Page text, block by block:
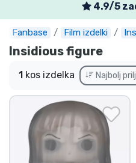
4.9/5
Fanbase Film izdelki
Insidious figure
1 kos izdelka Najbolj
Vstop
Najnovejsi izdelki
Prodajni izdelki
Ekspresna dostava
Prednaročila